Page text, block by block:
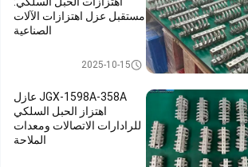
مستقبل عزل اهتزازات الآلات
الصناعية
عازل اهتزاز الحبل السلكي
2025-10-15
JGX-1598A-358A عازل
اهتزاز الحبل السلكي
للرادارات الاتصالات ومعدات
الملاحة